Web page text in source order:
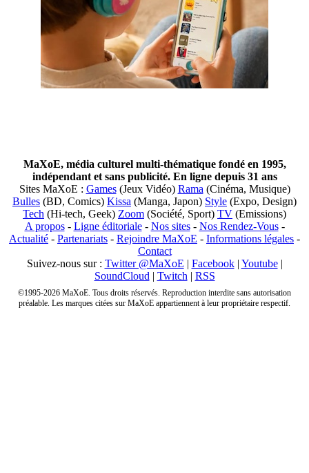
MaXoE, média culturel multi-thématique fondé en 1995,
indépendant et sans publicité. En ligne depuis 31 ans
Sites MaXoE : Games(Jeux Vidéo) Rama (Cinéma, Musique)
Bulles (BD, Comics) Kissa (Manga, Japon) Style (Expo, Design)
Tech (Hi-tech, Geek) Zoom (Société, Sport) TV (Emissions)
A propos- Ligne éditoriale- Nos sites- Nos Rendez-Vous-
Actualité - Partenariats - Rejoindre MaXoE - Informations légales -
Contact
Suivez-nous sur : Twitter @MaXoE | Facebook| Youtube|
SoundCloud | Twitch | RSS
©1995-2026 MaXoE. Tous droits réservés. Reproduction interdite sans autorisation
préalable. Les marques citées sur MaXoE appartiennent à leur propriétaire respectif.